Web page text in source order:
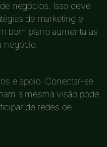
negócios. Isso deve
de marketing e
bom plano aumenta as
negócio.
e apoio. Conectar-se
a mesma visão pode
de redes de